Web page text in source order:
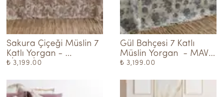
Sakura Çiçeği Müslin 7
Katlı Yorgan -
KİREMİT-KREM
₺ 3,199.00
Gül Bahçesi 7 Katlı
Müslin Yorgan  - MAVi-
KREM
₺ 3,199.00